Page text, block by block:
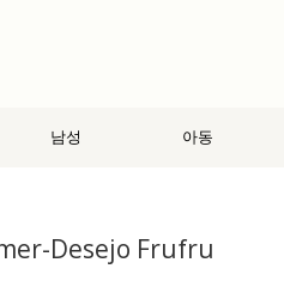
남성 아동
Desejo Frufru